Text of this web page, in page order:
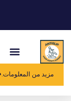
مزيد من المعلومات.